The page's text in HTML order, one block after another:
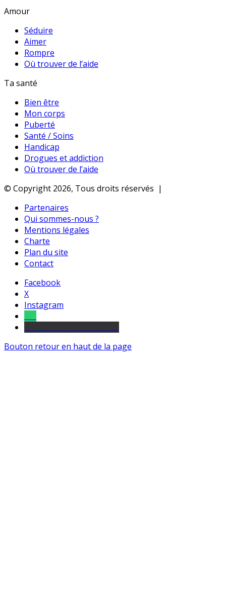
Amour
Séduire
Aimer
Rompre
Où trouver de l’aide
Ta santé
Bien être
Mon corps
Puberté
Santé / Soins
Handicap
Drogues et addiction
Où trouver de l’aide
© Copyright 2026, Tous droits réservés |
Partenaires
Qui sommes-nous ?
Mentions légales
Charte
Plan du site
Contact
Facebook
X
Instagram
Bouton retour en haut de la page